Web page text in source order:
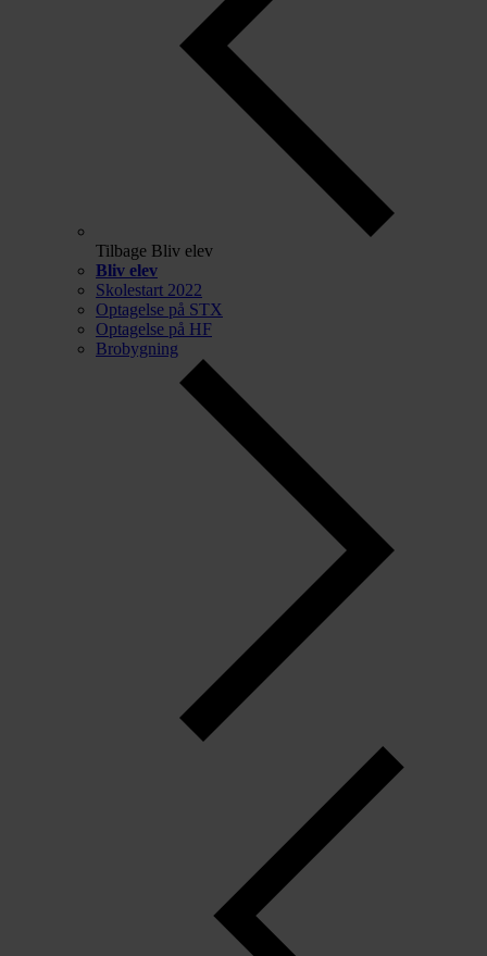
Tilbage Bliv elev
Bliv elev
Skolestart 2022
Optagelse på STX
Optagelse på HF
Brobygning